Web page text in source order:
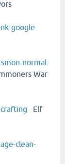
google
normal-
War
Elf
clean-